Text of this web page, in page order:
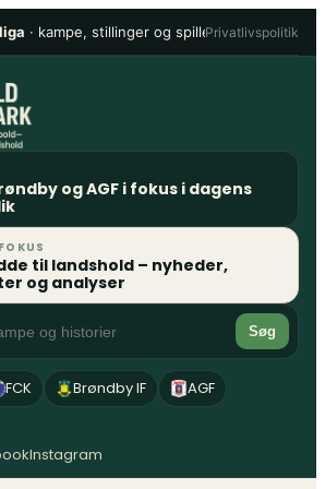
· kampe, stillinger og spillere• 1. Division
Privatlivspolitik
og AGF i fokus i dagens
til landshold – nyheder,
og analyser
Søg
FCK Brøndby IF
AGF
Instagram